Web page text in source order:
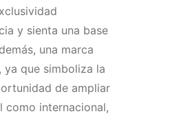
y sienta una base
una marca
ya que simboliza la
de ampliar
como internacional,